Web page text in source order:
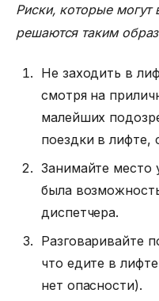
Риски, которые могут
решаются таким
Не заходить в
смотря на
малейших
поездки в лифте,
Занимайте место
была
диспетчера.
Разговаривайте
что едите в
нет опасности).